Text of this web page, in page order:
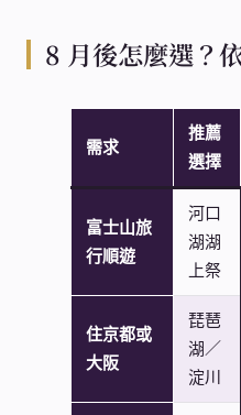
8 月後怎麼選？
需求
推薦
選擇
富士山旅
行順遊
河口
湖湖
上祭
住京都或
大阪
琵琶
湖／
淀川